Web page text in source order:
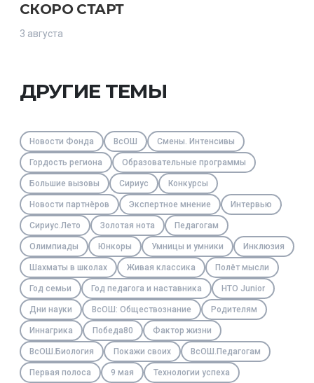
СКОРО СТАРТ
3 августа
ДРУГИЕ ТЕМЫ
Новости Фонда ВсОШ Смены. Интенсивы
Гордость региона Образовательные программы
Большие вызовы Сириус Конкурсы
Новости партнёров Экспертное мнение Интервью
Сириус.Лето Золотая нота Педагогам
Олимпиады Юнкоры Умницы и умники Инклюзия
Шахматы в школах Живая классика Полёт мысли
Год семьи Год педагога и наставника НТО Junior
Дни науки ВсОШ: Обществознание Родителям
Иннагрика Победа80 Фактор жизни
ВсОШ.Биология Покажи своих ВсОШ.Педагогам
Первая полоса 9 мая Технологии успеха